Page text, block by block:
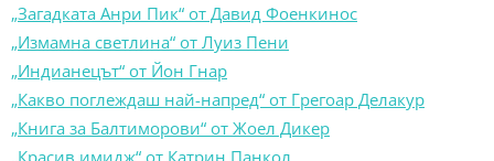
„Загадката Анри Пик“ от Давид Фоенкинос
„Измамна светлина“ от Луиз Пени
„Индианецът“ от Йон Гнар
„Какво поглеждаш най-напред“ от Грегоар Делакур
„Книга за Балтиморови“ от Жоел Дикер
„Красив имидж“ от Катрин Панкол